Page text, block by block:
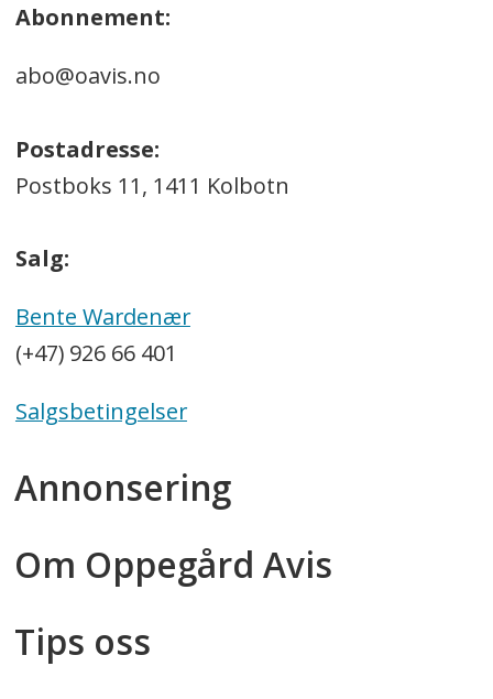
Abonnement:
abo@oavis.no
Postadresse:
Postboks 11, 1411 Kolbotn
Salg:
Bente Wardenær
(+47) 926 66 401
Salgsbetingelser
Annonsering
Om Oppegård Avis
Tips oss